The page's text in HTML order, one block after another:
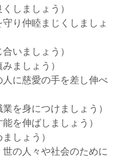
しましょう）
り仲睦まじくしましょ
いましょう）
ましょう）
人に慈愛の手を差し伸べ
業を身につけましょう）
能を伸ばしましょう）
しょう）
世の人々や社会のために